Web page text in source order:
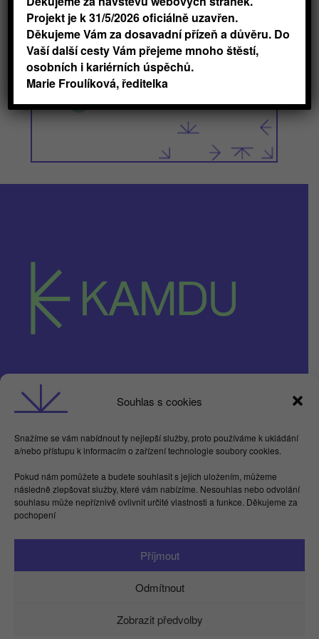
Souhlas s cookies
Snažíme se vám nabídnout ty nejlepší služby, proto používáme k ukládání
a/nebo přístupu k informacím o zařízení technologie soubory cookies.
Pokud nám pomůžete a budete souhlasit s jejich uložením, můžeme
následně zlepšovat služby, které vám nabízíme. Nesouhlas nebo odvolání
souhlasu může nepříznivě ovlivnit určité vlastnosti a funkce. Děkujeme za
pochopení
Příjmout
Odmítnout
Zobrazit předvolby
Přihlásit na workshop
 Komunikace a umění
Obchodní podmínky
GDPR
Butterflies For Future, z.ú. Londýnská 254/7,
Vinohrady
Praha 2 120 00
IČ 17615755
Facebook
LinkedIn
Instagram
YouTube
Spotify
TikTok
Projekt je k 31/5/2026 oficiálně uzavřen.
Děkujeme Vám za dosavadní přízeň a důvěru. Do
Vaší další cesty Vám přejeme mnoho štěstí,
osobních i kariérních úspěchů.
Marie Froulíková, ředitelka